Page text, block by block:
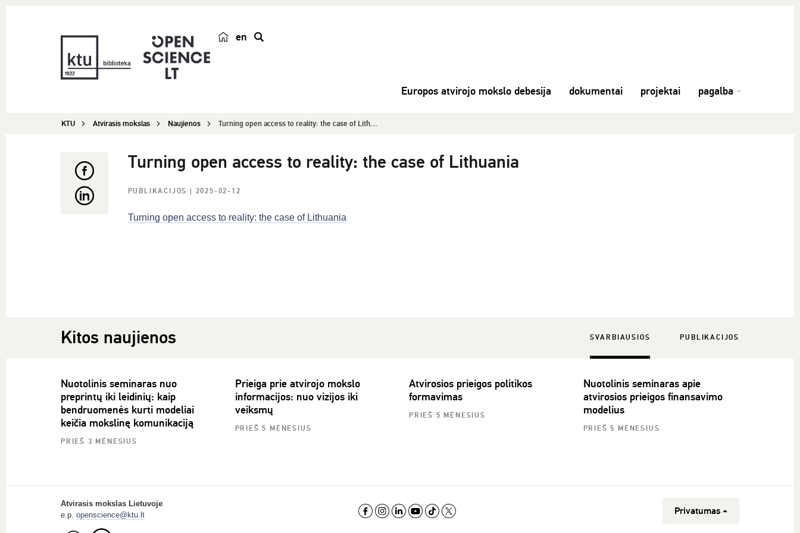
en
k
Europos atvirojo mokslo debesija dokumentai projektai pagalba
KTU Atvirasis mokslas Naujienos Turning open access to reality: the case of Lith...
Turning open access to reality: the case of Lithuania
PUBLIKACIJOS | 2025-02-12
Turning open access to reality: the case of Lithuania
Kitos naujienos SVARBIAUSIOS PUBLIKACIJOS
Nuotolinis seminaras nuo
preprintų iki leidinių: kaip
bendruomenės kurti modeliai
keičia mokslinę komunikaciją
PRIEŠ 3 MĖNESIUS
Prieiga prie atvirojo mokslo
informacijos: nuo vizijos iki
veiksmų
PRIEŠ 5 MĖNESIUS
Atvirosios prieigos politikos
formavimas
PRIEŠ 5 MĖNESIUS
Nuotolinis seminaras apie
atvirosios prieigos finansavimo
modelius
PRIEŠ 5 MĖNESIUS
Atvirasis mokslas Lietuvoje
e.p. openscience@ktu.lt Privatumas